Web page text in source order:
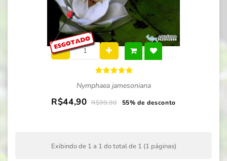
Nymphaea jamesoniana
R$44,90 R$99,90 55% de desconto
Exibindo de 1 a 1 do total de 1 (1 páginas)